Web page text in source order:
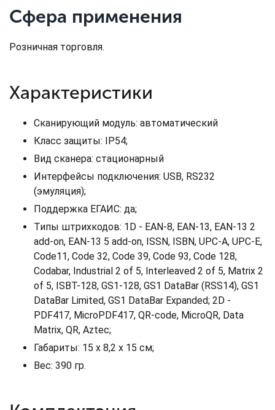
Сфера применения
Розничная торговля.
Характеристики
Сканирующий модуль: автоматический
Класс защиты: IP54;
Вид сканера: стационарный
Интерфейсы подключения: USB, RS232
(эмуляция);
Поддержка ЕГАИС: да;
Типы штрихкодов: 1D - EAN-8, EAN-13, EAN-13 2
add-on, EAN-13 5 add-on, ISSN, ISBN, UPC-A, UPC-E,
Code11, Code 32, Code 39, Code 93, Code 128,
Codabar, Industrial 2 of 5, Interleaved 2 of 5, Matrix 2
of 5, ISBT-128, GS1-128, GS1 DataBar (RSS14), GS1
DataBar Limited, GS1 DataBar Expanded; 2D -
PDF417, MicroPDF417, QR-code, MicroQR, Data
Matrix, QR, Aztec;
Габариты: 15 х 8,2 х 15 см;
Вес: 390 гр.